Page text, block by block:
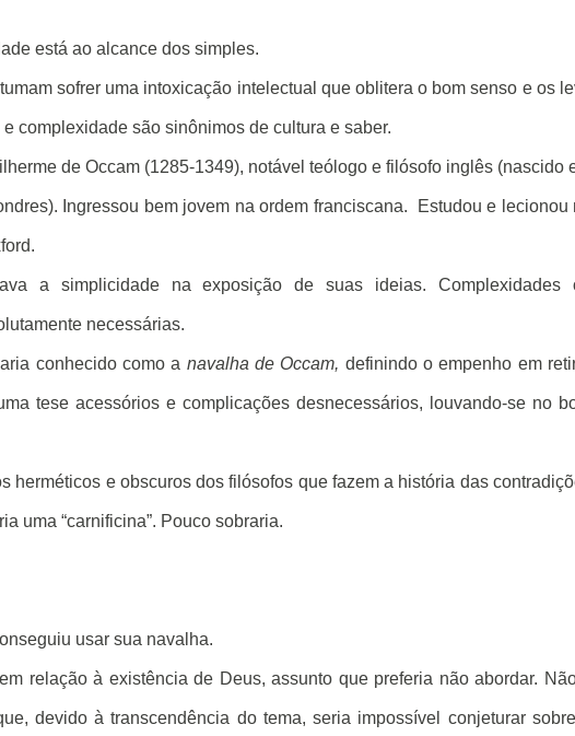
está ao alcance dos simples.
sofrer uma intoxicação intelectual que oblitera o bom senso e os
complexidade são sinônimos de cultura e saber.
de Occam (1285-1349), notável teólogo e filósofo inglês (nascido
Ingressou bem jovem na ordem franciscana. Estudou e lecionou
a simplicidade na exposição de suas ideias. Complexidades
necessárias.
conhecido como a navalha de Occam, definindo o empenho em
tese acessórios e complicações desnecessários, louvando-se no
herméticos e obscuros dos filósofos que fazem a história das
uma “carnificina”. Pouco sobraria.
usar sua navalha.
relação à existência de Deus, assunto que preferia não abordar.
devido à transcendência do tema, seria impossível conjeturar